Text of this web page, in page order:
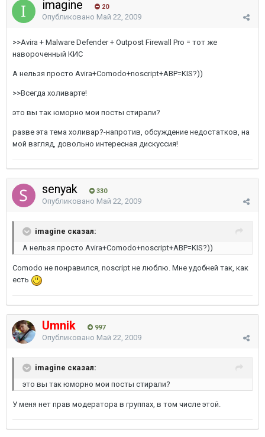
imagine 20
Опубликовано Май 22, 2009
>>Avira + Malware Defender + Outpost Firewall Pro = тот же
навороченный КИС
А нельзя просто Avira+Comodo+noscript+ABP=KIS?))
>>Всегда холиварте!
это вы так юморно мои посты стирали?
разве эта тема холивар?-напротив, обсуждение недостатков, на
мой взгляд, довольно интересная дискуссия!
senyak 330
Опубликовано Май 22, 2009
imagine сказал:
А нельзя просто Avira+Comodo+noscript+ABP=KIS?))
Comodo не понравился, noscript не люблю. Мне удобней так, как
есть
Umnik 997
Опубликовано Май 22, 2009
imagine сказал:
это вы так юморно мои посты стирали?
У меня нет прав модератора в группах, в том числе этой.